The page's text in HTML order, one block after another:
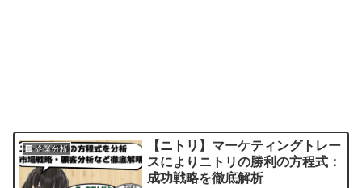
🏢 企業分析
【ニトリ】マーケティングトレー
スによりニトリの勝利の方程式：
成功戦略を徹底解析